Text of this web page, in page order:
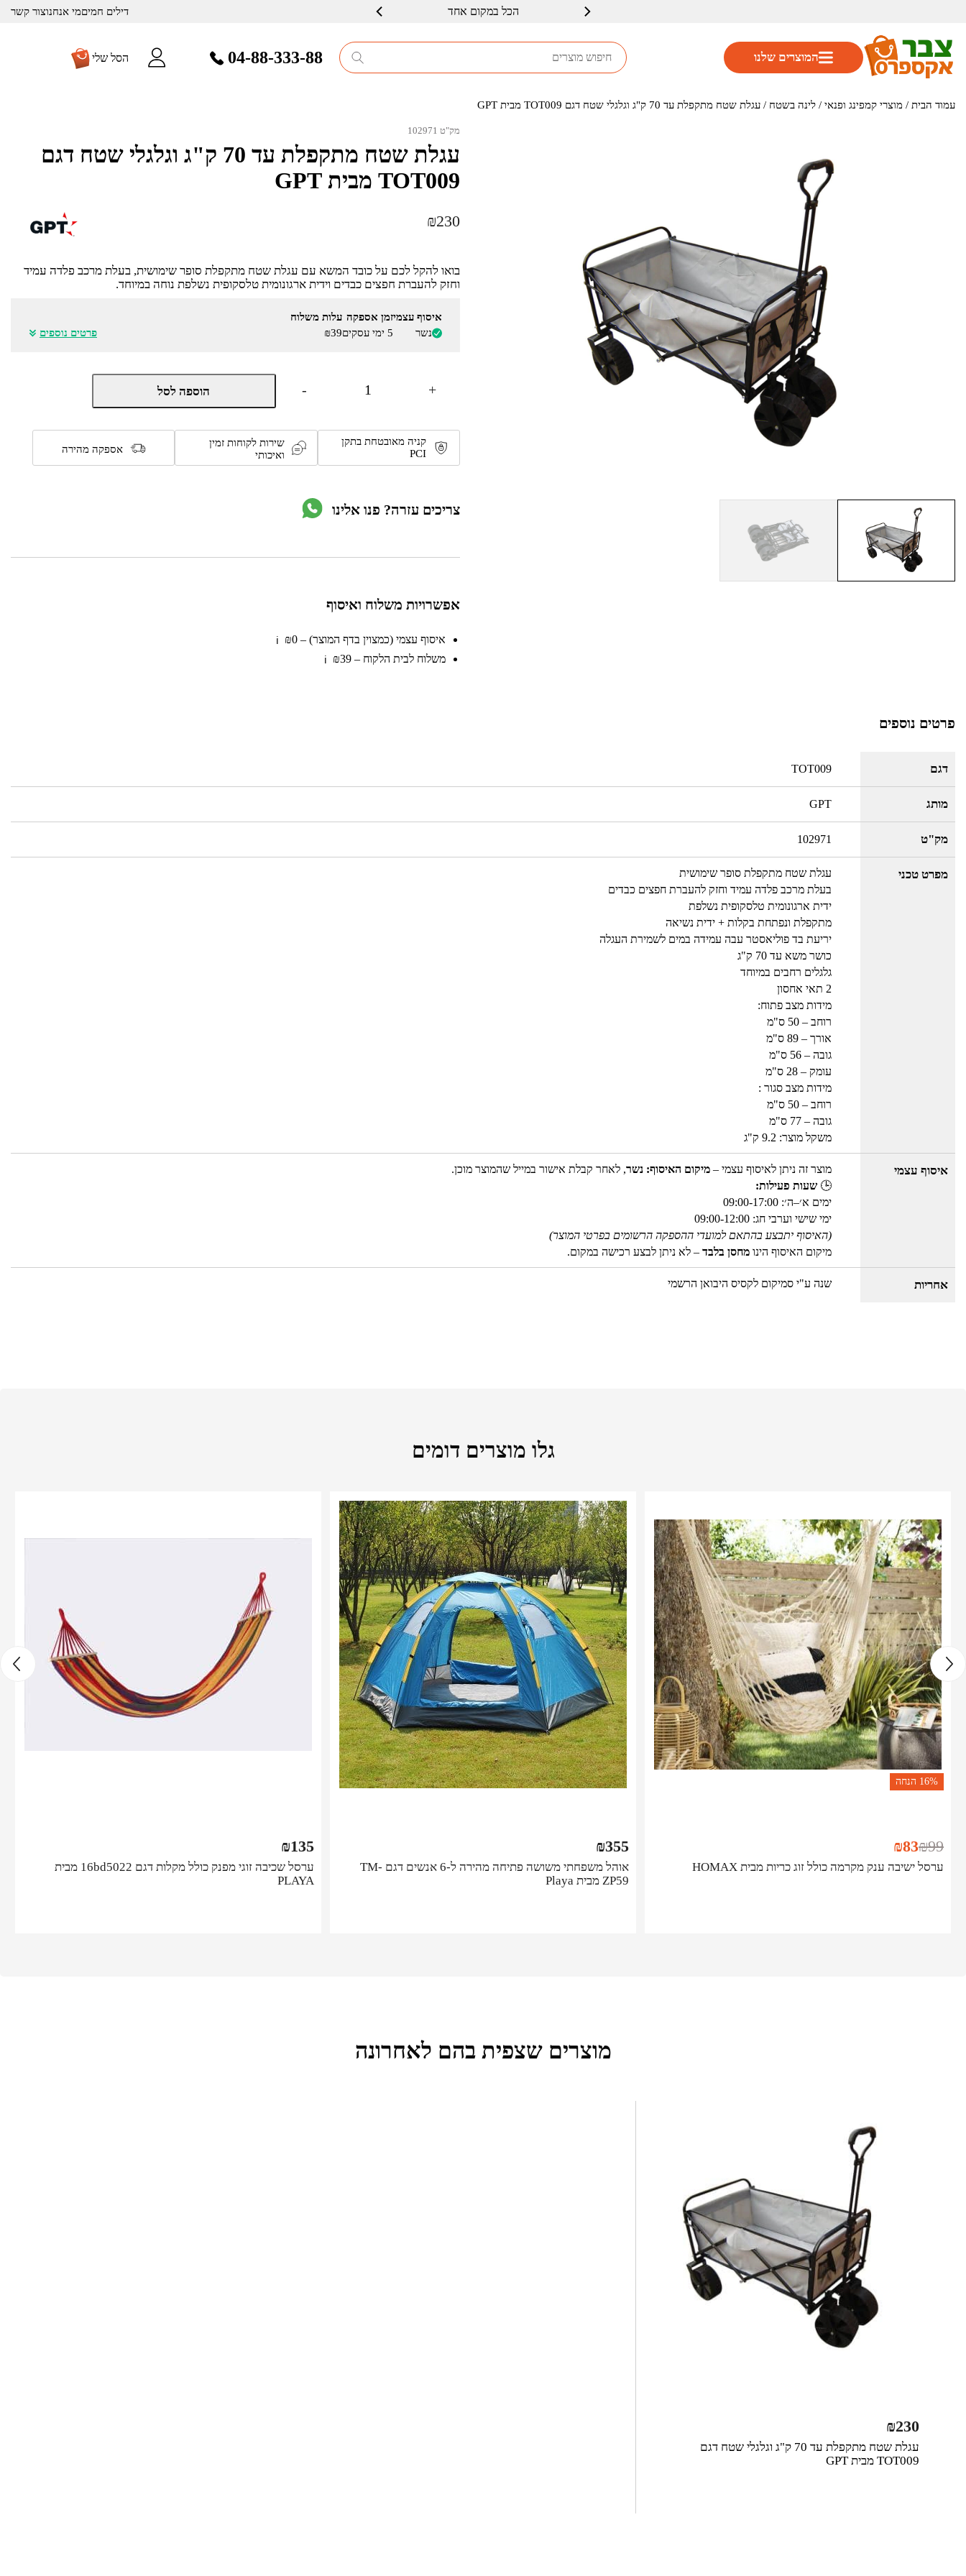
דילים חמיםמי אנחנוצור קשר הכל במקום אחד
שרות ברמה גבוה
04-88-333-88 הסל שלי המוצרים שלנו
עמוד הבית / מוצרי קמפינג ופנאי / לינה בשטח / עגלת שטח מתקפלת עד 70 ק"ג וגלגלי שטח דגם TOT009 מבית GPT
מק"ט 102971
עגלת שטח מתקפלת עד 70 ק"ג וגלגלי שטח דגם
TOT009 מבית GPT
₪230
בואו להקל לכם על כובד המשא עם עגלת שטח מתקפלת סופר שימושית, בעלת מרכב פלדה עמיד
וחזק להעברת חפצים כבדים וידית ארגונומית טלסקופית נשלפת נוחה במיוחד.
איסוף עצמי
נשר
זמן אספקה
5 ימי עסקים
עלות משלוח
₪39
פרטים נוספים
-
כמות
עגלת
מתקפלת
עד
70
ק"ג
+ הוספה לסל
קניה מאובטחת בתקן
PCI
שירות לקוחות זמין
ואיכותי
אספקה מהירה
צריכים עזרה? פנו אלינו
אפשרויות משלוח ואיסוף
איסוף עצמי (כמצוין בדף המוצר) – ₪0 ℹ️
משלוח לבית הלקוח – ₪39 ℹ️
פרטים נוספים
דגם TOT009
מותג GPT
מק"ט 102971
מפרט טכני
עגלת שטח מתקפלת סופר שימושית
בעלת מרכב פלדה עמיד וחזק להעברת חפצים כבדים
ידית ארגונומית טלסקופית נשלפת
מתקפלת ונפתחת בקלות + ידית נשיאה
יריעת בד פוליאסטר עבה עמידה במים לשמירת העגלה
כושר משא עד 70 ק"ג
גלגלים רחבים במיוחד
2 תאי אחסון
מידות מצב פתוח:
רוחב – 50 ס"מ
אורך – 89 ס"מ
גובה – 56 ס"מ
עומק – 28 ס"מ
מידות מצב סגור :
רוחב – 50 ס"מ
גובה – 77 ס"מ
משקל מוצר: 9.2 ק"ג
איסוף עצמי מוצר זה ניתן לאיסוף עצמי – מיקום האיסוף: נשר, לאחר קבלת אישור במייל שהמוצר מוכן.
🕒 שעות פעילות:
ימים א׳–ה׳: 09:00-17:00
ימי שישי וערבי חג: 09:00-12:00
(האיסוף יתבצע בהתאם למועדי ההספקה הרשומים בפרטי המוצר)
מיקום האיסוף הינו מחסן בלבד – לא ניתן לבצע רכישה במקום.
אחריות שנה ע"י סמיקום לקסיס היבואן הרשמי
גלו מוצרים דומים
16% הנחה
‏‏ערסל ישיבה ענק מקרמה כולל זוג כריות מבית HOMAX
₪99
₪83
אוהל משפחתי משושה פתיחה מהירה ל-6 אנשים דגם TM-
ZP59 מבית Playa
₪355
ערסל שכיבה זוגי מפנק כולל מקלות דגם 16bd5022 מבית
PLAYA
₪135
מוצרים שצפית בהם לאחרונה
עגלת שטח מתקפלת עד 70 ק"ג וגלגלי שטח דגם
TOT009 מבית GPT
₪230